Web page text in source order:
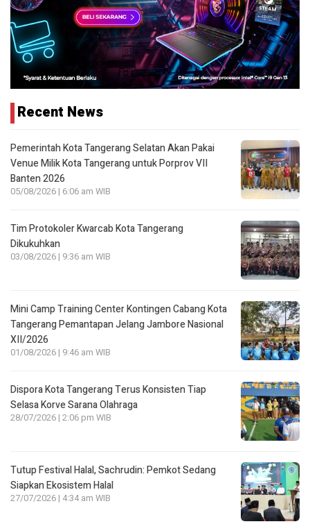
Recent News
Pemerintah Kota Tangerang Selatan Akan Pakai
Venue Milik Kota Tangerang untuk Porprov VII
Banten 2026
05/08/2026 | 6:06 am WIB
Tim Protokoler Kwarcab Kota Tangerang
Dikukuhkan
03/08/2026 | 9:36 am WIB
Mini Camp Training Center Kontingen Cabang Kota
Tangerang Pemantapan Jelang Jambore Nasional
XII/2026
01/08/2026 | 9:46 am WIB
Dispora Kota Tangerang Terus Konsisten Tiap
Selasa Korve Sarana Olahraga
28/07/2026 | 2:06 pm WIB
Tutup Festival Halal, Sachrudin: Pemkot Sedang
Siapkan Ekosistem Halal
27/07/2026 | 4:34 am WIB